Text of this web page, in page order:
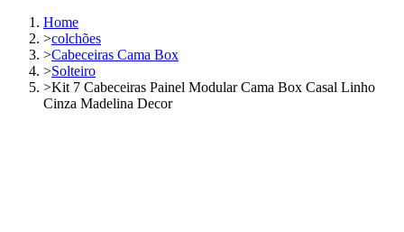
Home
>colchões
>Cabeceiras Cama Box
>Solteiro
>Kit 7 Cabeceiras Painel Modular Cama Box Casal Linho
Cinza Madelina Decor